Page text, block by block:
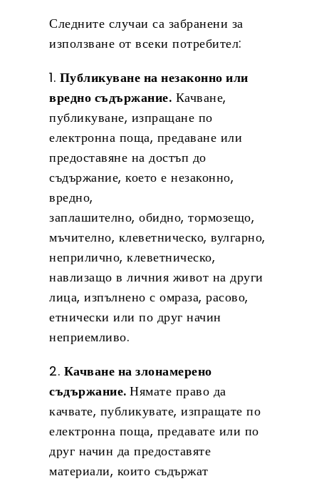
Следните случаи са забранени за
използване от всеки потребител:
1. Публикуване на незаконно или
вредно съдържание. Качване,
публикуване, изпращане по
електронна поща, предаване или
предоставяне на достъп до
съдържание, което е незаконно,
вредно,
заплашително, обидно, тормозещо,
мъчително, клеветническо, вулгарно,
неприлично, клеветническо,
навлизащо в личния живот на други
лица, изпълнено с омраза, расово,
етнически или по друг начин
неприемливо.
2. Качване на злонамерено
съдържание. Нямате право да
качвате, публикувате, изпращате по
електронна поща, предавате или по
друг начин да предоставяте
материали, които съдържат